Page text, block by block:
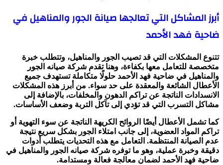
أبرز المشاكل التي تعالجها صيانة الجور والمناهيل في
ضاحية فهد الأحمد
تتنوع المشكلات التي قد تصيب الجور والمناهيل، وتتطلب خبرة
متخصصة للتعامل معها بكفاءة، وهنا تقدم شركة صيانه الجور
والمناهيل في ضاحية فهد الأحمد حلولًا متكاملة تستهدف جميع
الأعطال الشائعة والمعقدة على حد سواء. من أبرز هذه المشكلات
الانسدادات الناتجة عن تراكم الدهون والمخلفات، بالإضافة إلى
مشاكل التسرب التي قد تؤدي إلى تآكل التربة وضعف الأساسات.
كما تشمل الأعطال أيضًا الروائح الكريهة الناتجة عن سوء التهوية أو
تراكم المواد العضوية، إلى جانب امتلاء الجور بشكل سريع نتيجة
عدم الصيانة المنتظمة. التعامل مع هذه التحديات يتطلب أدوات
دقيقة وخبرة عملية، وهو ما توفره شركة صيانه الجور والمناهيل في
ضاحية فهد الأحمد لضمان معالجة فعالة ومستدامة.